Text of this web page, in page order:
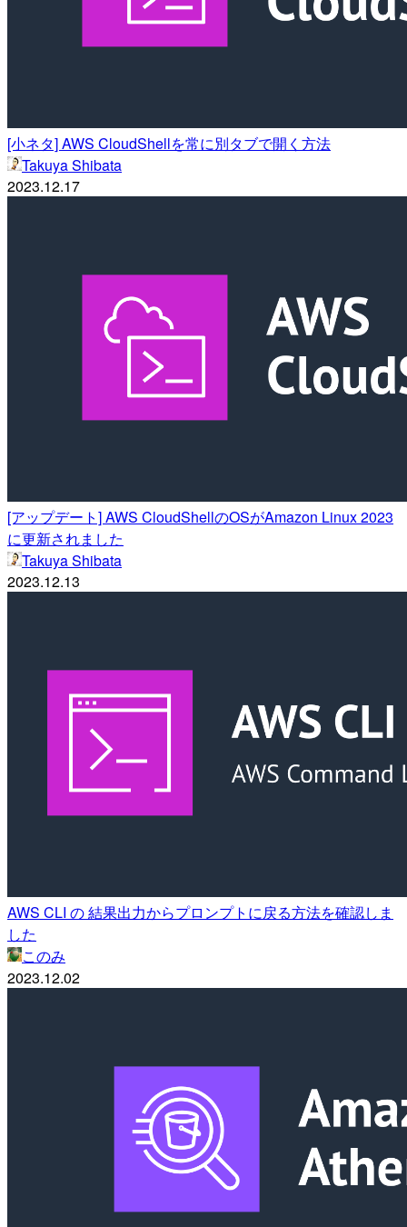
[小ネタ] AWS CloudShellを常に別タブで開く方法
Takuya Shibata
2023.12.17
[アップデート] AWS CloudShellのOSがAmazon Linux 2023
に更新されました
Takuya Shibata
2023.12.13
AWS CLI の 結果出力からプロンプトに戻る方法を確認しま
した
このみ
2023.12.02